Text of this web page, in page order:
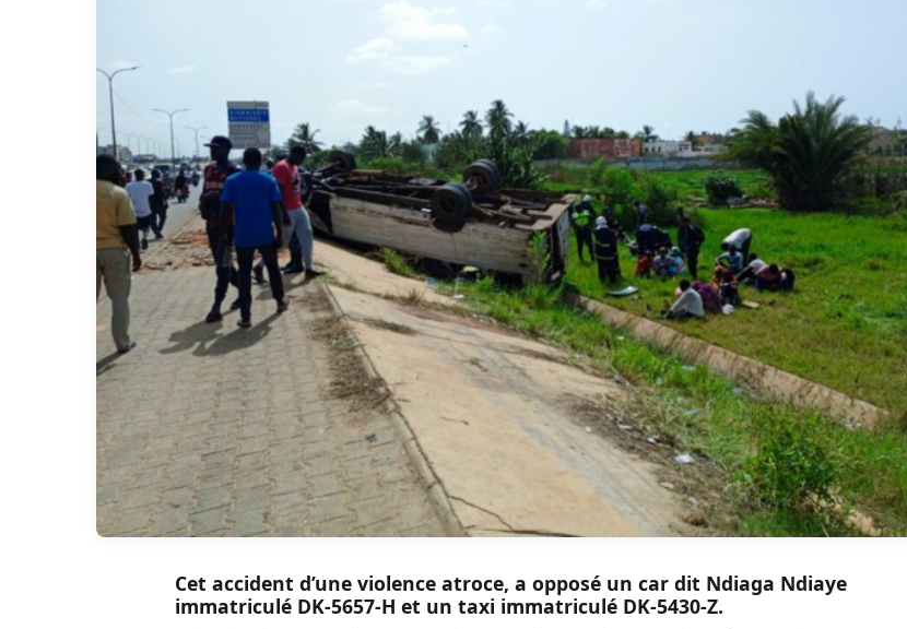
Cet accident d’une violence atroce, a opposé un car dit Ndiaga Ndiaye
immatriculé DK-5657-H et un taxi immatriculé DK-5430-Z.